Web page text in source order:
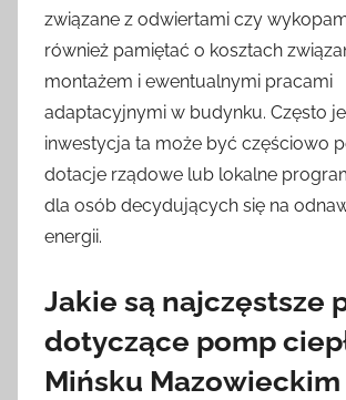
związane z odwiertami czy
również pamiętać o kosztach
montażem i ewentualnymi pracami
adaptacyjnymi w budynku. Często
inwestycja ta może być częściowo
dotacje rządowe lub lokalne
dla osób decydujących się na
energii.
Jakie są najczęstsze
dotyczące pomp
Mińsku Mazowieckim